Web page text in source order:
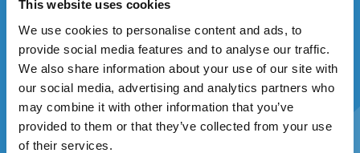
This website uses cookies
We use cookies to personalise content and ads, to
provide social media features and to analyse our traffic.
We also share information about your use of our site with
our social media, advertising and analytics partners who
may combine it with other information that you’ve
provided to them or that they’ve collected from your use
of their services.
odporúča používať tieto fluoridačné prípravky aj doma, aby
sa zamedzilo alebonedošlo k zníženiu citlivosti zubov
tomu, aby celé bielenie neprišlo navnivoč vďaka
pigmentom z potravín, sa odporúča používať doma tiež
bieliace pásiky.
Aká je cena bielenia zubov u zubára?
Zadajte svoj e-mail a ste v hre.